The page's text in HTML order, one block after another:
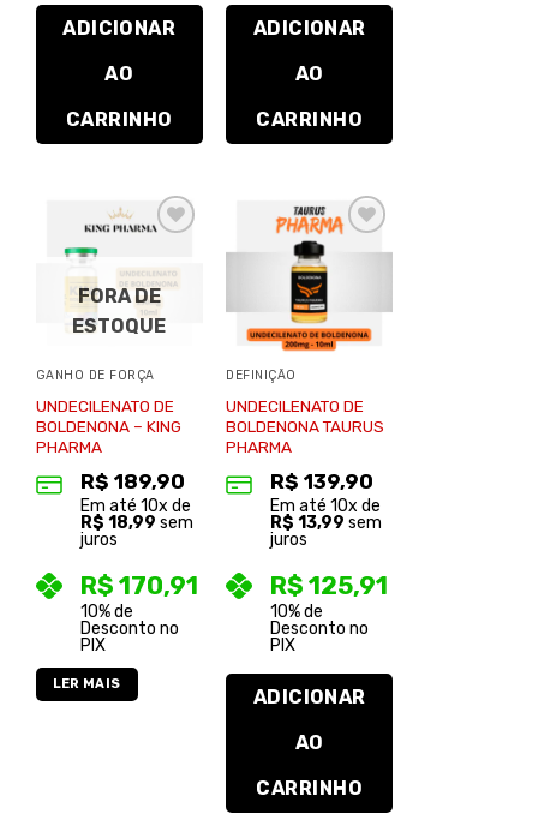
ADICIONAR
AO
CARRINHO
ADICIONAR
AO
CARRINHO
à lista de
desejos
FORA DE
ESTOQUE
GANHO DE FORÇA
UNDECILENATO DE
BOLDENONA – KING
PHARMA
R$ 189,90
Em até 10x de
R$ 18,99 sem
juros
R$ 170,91
10% de
Desconto no
PIX
LER MAIS
Adicionar
à lista de
DEFINIÇÃO
UNDECILENATO DE
BOLDENONA TAURUS
PHARMA
R$ 139,90
Em até10x de
R$ 13,99 sem
juros
R$ 125,91
10% de
Desconto no
PIX
ADICIONAR
AO
CARRINHO